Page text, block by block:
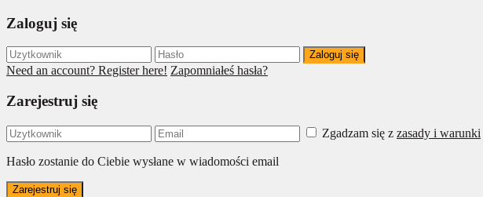
Zaloguj się
Zaloguj się
Need an account? Register here! Zapomniałeś hasła?
Zarejestruj się
Zgadzam się z zasady i warunki
Hasło zostanie do Ciebie wysłane w wiadomości email
Zarejestruj się